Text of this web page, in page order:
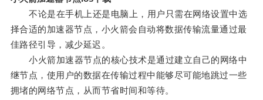
不论是在手机上还是电脑上，用户只需在网络设置中选
择合适的加速器节点，小火箭会自动将数据传输流量通过最
佳路径引导，减少延迟。
小火箭加速器节点的核心技术是通过建立自己的网络中
继节点，使用户的数据在传输过程中能够尽可能地跳过一些
拥堵的网络节点，从而节省时间和等待。